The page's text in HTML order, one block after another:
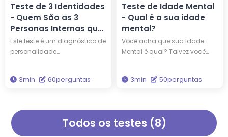
Teste de 3 Identidades
- Quem São as 3
Personas Internas que
Moldam sua
Personalidade?
Este teste é um diagnóstico de
personalidade
por meio de três personas.
que compõem a sua
personalidade? Baseado na
teoria de análise de
3min 60perguntas
Teste de Idade Mental
- Qual é a sua idade
mental?
Você acha que sua Idade
Mental é qual? Talvez você
pois idade física e idade
perguntas e descubra sua
Idade Mental.
3min 50perguntas
Todos os testes (8)